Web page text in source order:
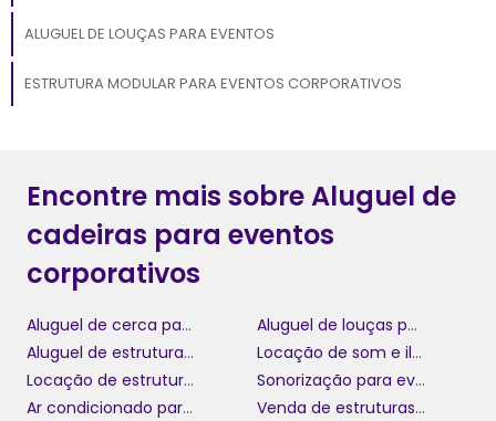
ALUGUEL DE LOUÇAS PARA EVENTOS
ESTRUTURA MODULAR PARA EVENTOS CORPORATIVOS
Encontre mais sobre Aluguel de
cadeiras para eventos
corporativos
Aluguel de cerca para eventos
Aluguel de louças para eventos
Aluguel de estruturas para eventos
Locação de som e iluminação para eventos
Locação de estrutura para evento
Sonorização para eventos
Ar condicionado para eventos
Venda de estruturas para eventos